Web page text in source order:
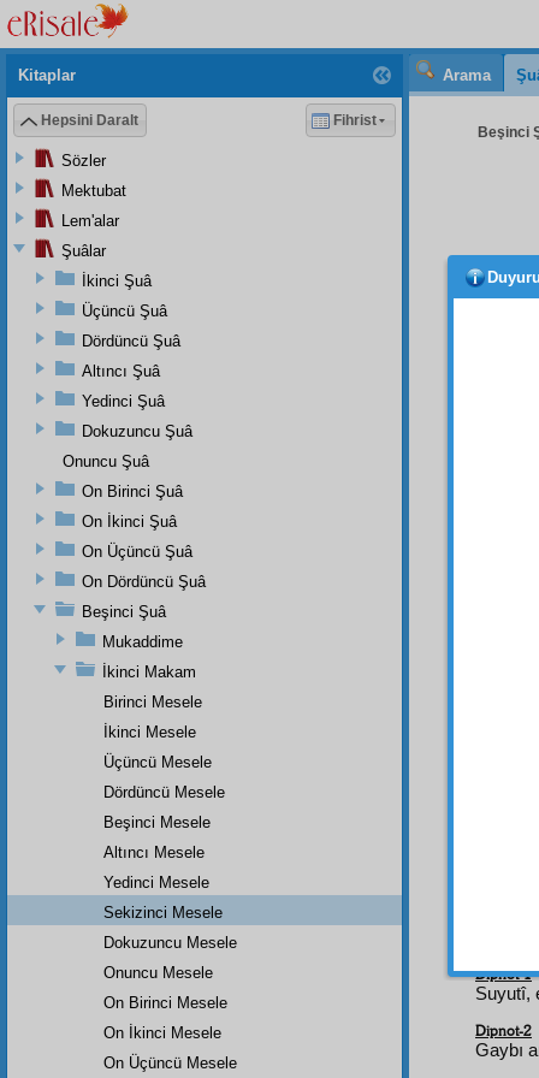
Arama
Beşinci
Hattâ
Dipnot-1
Suyutî,
Dipnot-2
Gaybı
Kitaplar
Hepsini Daralt Fihrist
Sözler
Mektubat
Lem'alar
Şuâlar
İkinci Şuâ
Üçüncü Şuâ
Dördüncü Şuâ
Altıncı Şuâ
Yedinci Şuâ
Dokuzuncu Şuâ
Onuncu Şuâ
On Birinci Şuâ
On İkinci Şuâ
On Üçüncü Şuâ
On Dördüncü Şuâ
Beşinci Şuâ
Mukaddime
İkinci Makam
Birinci Mesele
İkinci Mesele
Üçüncü Mesele
Dördüncü Mesele
Beşinci Mesele
Altıncı Mesele
Yedinci Mesele
Sekizinci Mesele
Dokuzuncu Mesele
Onuncu Mesele
On Birinci Mesele
On İkinci Mesele
On Üçüncü Mesele
Duyuru